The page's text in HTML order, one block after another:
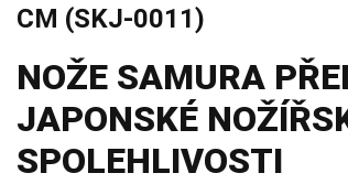
CM (SKJ-0011)
NOŽE SAMURA
JAPONSKÉ
SPOLEHLIVOSTI